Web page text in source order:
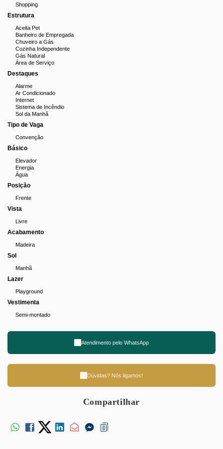
Shopping
Estrutura
Aceita Pet
Banheiro de Empregada
Chuveiro a Gás
Cozinha Independente
Gás Natural
Área de Serviço
Destaques
Alarme
Ar Condicionado
Internet
Sistema de Incêndio
Sol da Manhã
Tipo de Vaga
Convenção
Básico
Elevador
Energia
Água
Posição
Frente
Vista
Livre
Acabamento
Madeira
Sol
Manhã
Lazer
Playground
Vestimenta
Semi-montado
Atendimento pelo WhatsApp
Dúvidas? Nós ligamos!
Compartilhar